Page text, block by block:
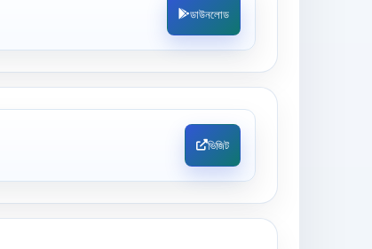
ডাউনলোড
ভিজিট